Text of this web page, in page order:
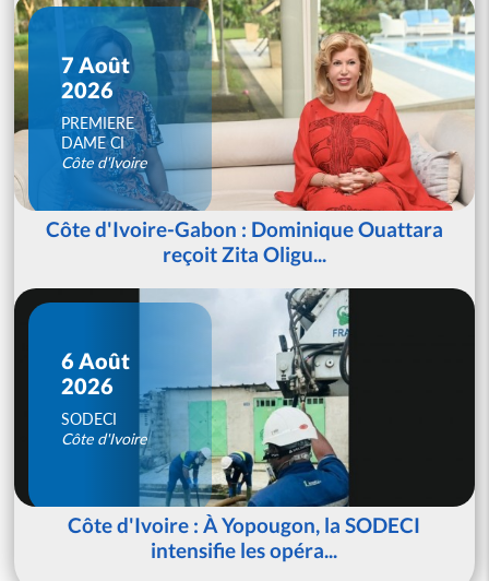
7 Août
2026
PREMIERE
DAME CI
Côte d'Ivoire
Côte d'Ivoire-Gabon : Dominique Ouattara
reçoit Zita Oligu...
6 Août
2026
SODECI
Côte d'Ivoire
Côte d'Ivoire : À Yopougon, la SODECI
intensifie les opéra...